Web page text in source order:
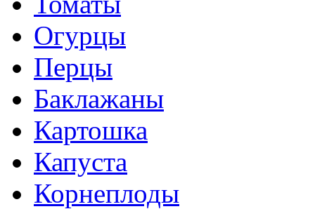
Огурцы
Перцы
Баклажаны
Картошка
Капуста
Корнеплоды